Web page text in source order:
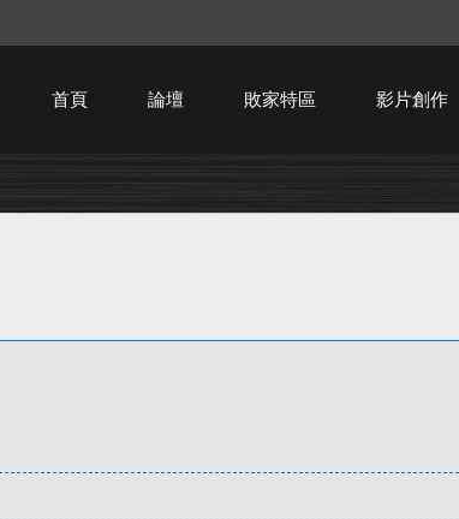
首頁 論壇 敗家特區 影片創作